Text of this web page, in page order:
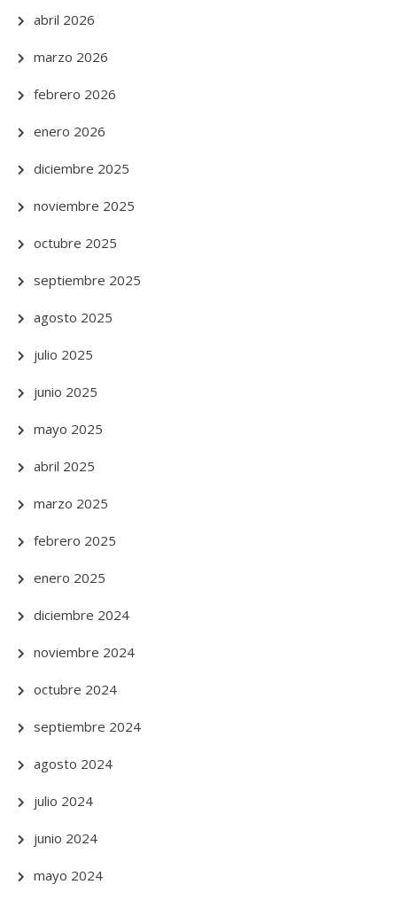
abril 2026
marzo 2026
febrero 2026
enero 2026
diciembre 2025
noviembre 2025
octubre 2025
septiembre 2025
agosto 2025
julio 2025
junio 2025
mayo 2025
abril 2025
marzo 2025
febrero 2025
enero 2025
diciembre 2024
noviembre 2024
octubre 2024
septiembre 2024
agosto 2024
julio 2024
junio 2024
mayo 2024